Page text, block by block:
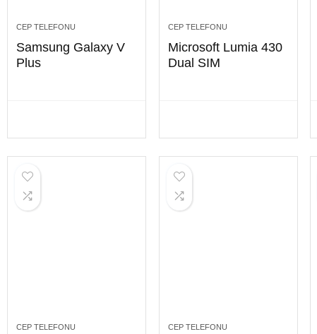
CEP TELEFONU
Samsung Galaxy V
Plus
CEP TELEFONU
Microsoft Lumia 430
Dual SIM
CEP TELEFONU CEP TELEFONU